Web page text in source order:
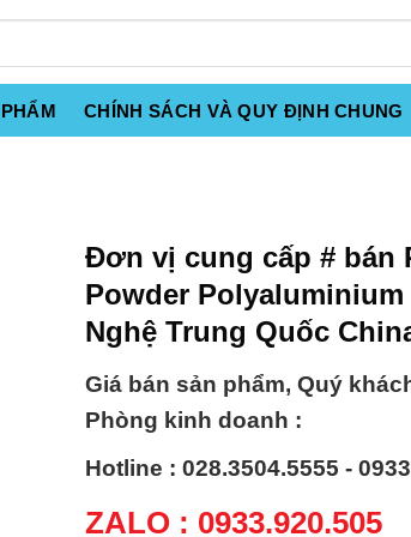
CHÍNH SÁCH VÀ QUY ĐỊNH CHUNG
Đơn vị cung cấp # bán
Powder
Nghệ Trung Quốc
Giá bán sản phẩm, Quý
Phòng kinh doanh :
Hotline : 028.3504.5555 -
ZALO : 0933.920.505